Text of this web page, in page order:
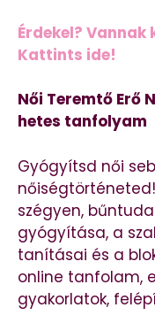
Érdekel?
Kattints ide!
Női Teremtő Erő
hetes tanfolyam
Gyógyítsd női
szégyen,
gyógyítása, a
tanításai és a
online tanfolam,
gyakorlatok,